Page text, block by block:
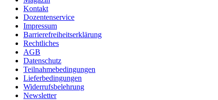
Kontakt
Dozentenservice
Impressum
Barrierefreiheitserklärung
Rechtliches
AGB
Datenschutz
Teilnahmebedingungen
Lieferbedingungen
Widerrufsbelehrung
Newsletter